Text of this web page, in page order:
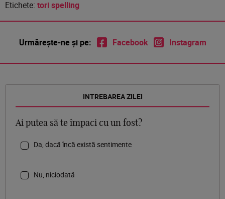
Etichete: tori spelling
Urmărește-ne și pe: Facebook Instagram
INTREBAREA ZILEI
Ai putea să te împaci cu un fost?
Da, dacă încă există sentimente
Nu, niciodată